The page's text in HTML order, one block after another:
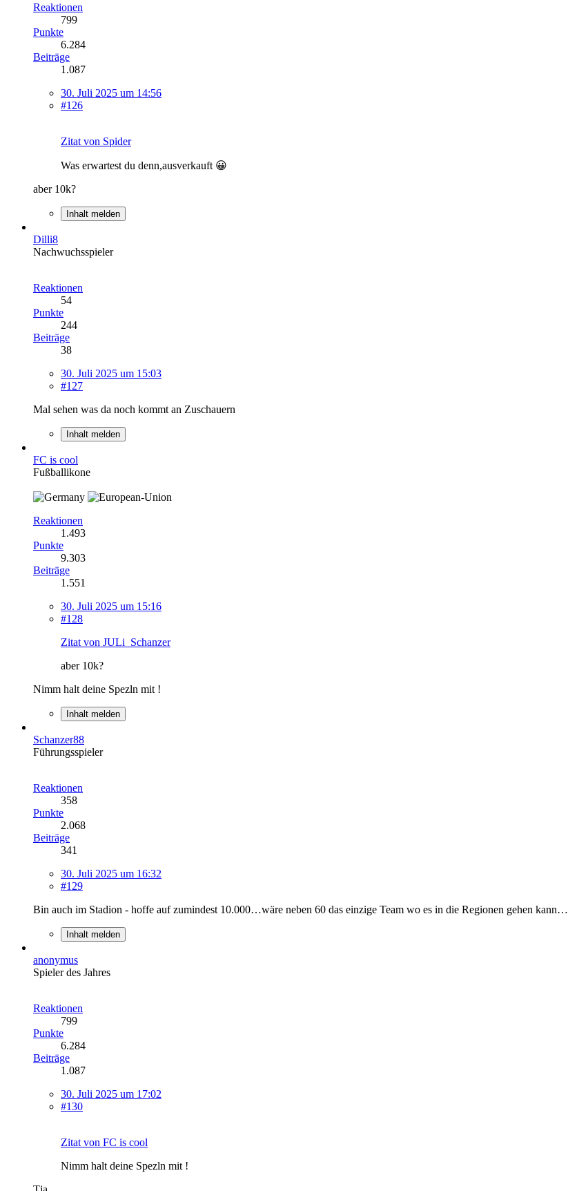
Reaktionen
799
Punkte
6.284
Beiträge
1.087
30. Juli 2025 um 14:56
#126
Zitat von Spider
Was erwartest du denn,ausverkauft 😀
aber 10k?
Inhalt melden
Dilli8
Nachwuchsspieler
Reaktionen
54
Punkte
244
Beiträge
38
30. Juli 2025 um 15:03
#127
Mal sehen was da noch kommt an Zuschauern
Inhalt melden
FC is cool
Fußballikone
Reaktionen
1.493
Punkte
9.303
Beiträge
1.551
30. Juli 2025 um 15:16
#128
Zitat von JULi_Schanzer
aber 10k?
Nimm halt deine Spezln mit !
Inhalt melden
Schanzer88
Führungsspieler
Reaktionen
358
Punkte
2.068
Beiträge
341
30. Juli 2025 um 16:32
#129
Bin auch im Stadion - hoffe auf zumindest 10.000…wäre neben 60 das einzige Team wo es in die Regionen gehen kann…
Inhalt melden
anonymus
Spieler des Jahres
Reaktionen
799
Punkte
6.284
Beiträge
1.087
30. Juli 2025 um 17:02
#130
Zitat von FC is cool
Nimm halt deine Spezln mit !